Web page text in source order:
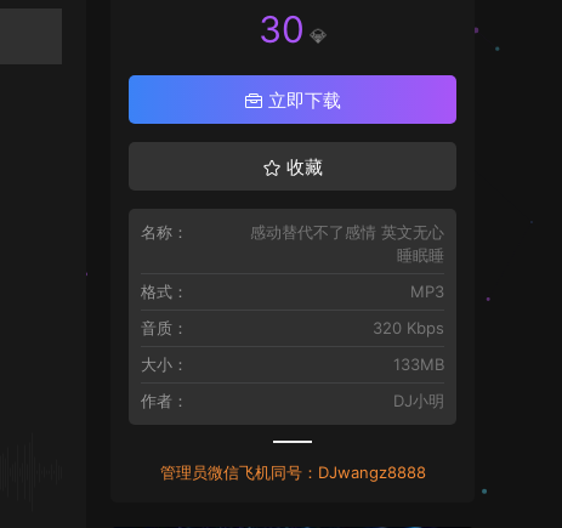
30 💎
立即下载
收藏
名称：
感动替代不了感情 英文无心
睡眠睡
格式：
MP3
音质：
320 Kbps
大小：
133MB
作者：
DJ小明
管理员微信飞机同号：DJwangz8888